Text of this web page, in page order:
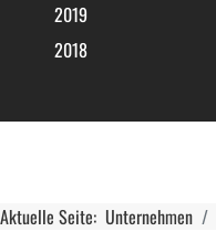
2019
2018
Aktuelle Seite: Unternehmen